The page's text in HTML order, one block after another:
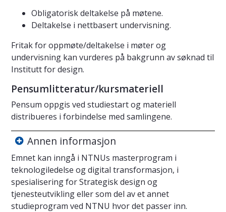
Obligatorisk deltakelse på møtene.
Deltakelse i nettbasert undervisning.
Fritak for oppmøte/deltakelse i møter og
undervisning kan vurderes på bakgrunn av søknad til
Institutt for design.
Pensumlitteratur/kursmateriell
Pensum oppgis ved studiestart og materiell
distribueres i forbindelse med samlingene.
Annen informasjon
Emnet kan inngå i NTNUs masterprogram i
teknologiledelse og digital transformasjon, i
spesialisering for Strategisk design og
tjenesteutvikling eller som del av et annet
studieprogram ved NTNU hvor det passer inn.